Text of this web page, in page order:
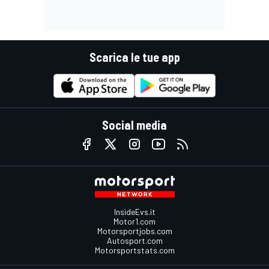
Scarica le tue app
Social media
InsideEvs.it
Motor1.com
Motorsportjobs.com
Autosport.com
Motorsportstats.com